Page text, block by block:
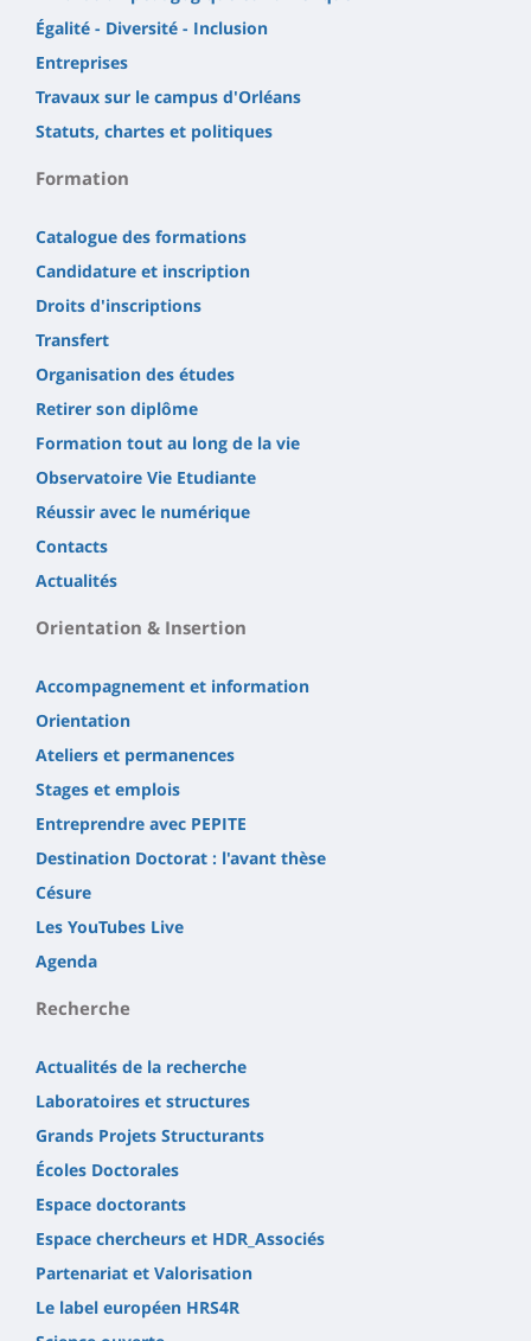
Égalité - Diversité - Inclusion
Entreprises
Travaux sur le campus d'Orléans
Statuts, chartes et politiques
Formation
Catalogue des formations
Candidature et inscription
Droits d'inscriptions
Transfert
Organisation des études
Retirer son diplôme
Formation tout au long de la vie
Observatoire Vie Etudiante
Réussir avec le numérique
Contacts
Actualités
Orientation & Insertion
Accompagnement et information
Orientation
Ateliers et permanences
Stages et emplois
Entreprendre avec PEPITE
Destination Doctorat : l'avant thèse
Césure
Les YouTubes Live
Agenda
Recherche
Actualités de la recherche
Laboratoires et structures
Grands Projets Structurants
Écoles Doctorales
Espace doctorants
Espace chercheurs et HDR_Associés
Partenariat et Valorisation
Le label européen HRS4R